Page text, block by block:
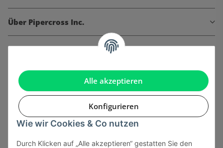
Alle akzeptieren
Konfigurieren
Wie wir Cookies & Co nutzen
Durch Klicken auf „Alle akzeptieren“ gestatten Sie den
Über Pipercross Inc.
Informationen
Gesetzliche Informationen